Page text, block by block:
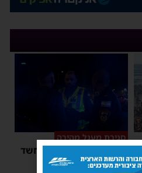
סגירת מעגל מהירה
המשטרה עצרה קטין בחשד
שדקר נער באשדוד
משה קאהן |
21:59